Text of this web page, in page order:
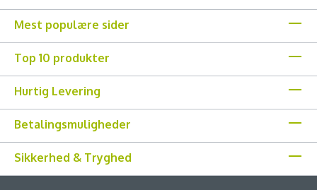
Mest populære sider
Top 10 produkter
Hurtig Levering
Betalingsmuligheder
Sikkerhed & Tryghed